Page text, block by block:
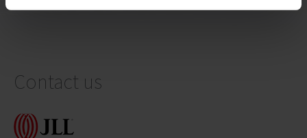
Contact us